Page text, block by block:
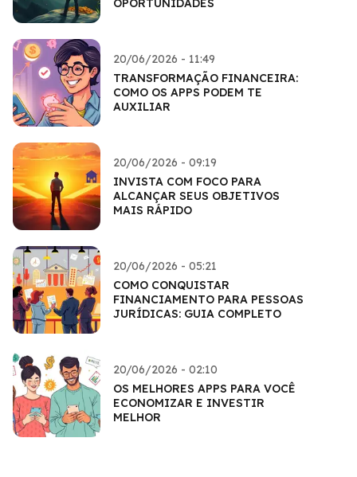
OPORTUNIDADES
20/06/2026 - 11:49
TRANSFORMAÇÃO FINANCEIRA:
COMO OS APPS PODEM TE
AUXILIAR
20/06/2026 - 09:19
INVISTA COM FOCO PARA
ALCANÇAR SEUS OBJETIVOS
MAIS RÁPIDO
20/06/2026 - 05:21
COMO CONQUISTAR
FINANCIAMENTO PARA PESSOAS
JURÍDICAS: GUIA COMPLETO
20/06/2026 - 02:10
OS MELHORES APPS PARA VOCÊ
ECONOMIZAR E INVESTIR
MELHOR